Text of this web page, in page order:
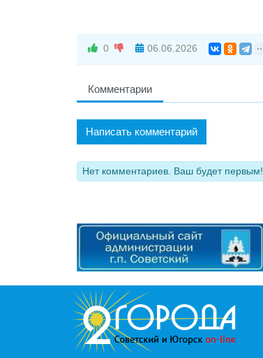
0 06.06.2026
Комментарии
Написать комментарий
Нет комментариев. Ваш будет первым!